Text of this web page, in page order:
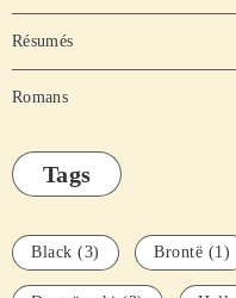
Résumés
Romans
Tags
Black (3) Brontë (1)